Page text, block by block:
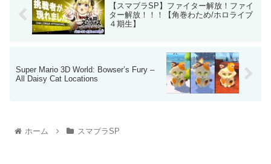
【スマブラSP】ファイター解放！ファイ
ター解放！！！【角巻わため/ホロライブ
４期生】
Super Mario 3D World: Bowser’s Fury –
All Daisy Cat Locations
ホーム スマブラSP